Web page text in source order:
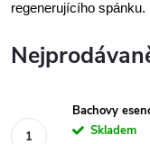
regenerujícího spánku.
Bachovy
Skladem